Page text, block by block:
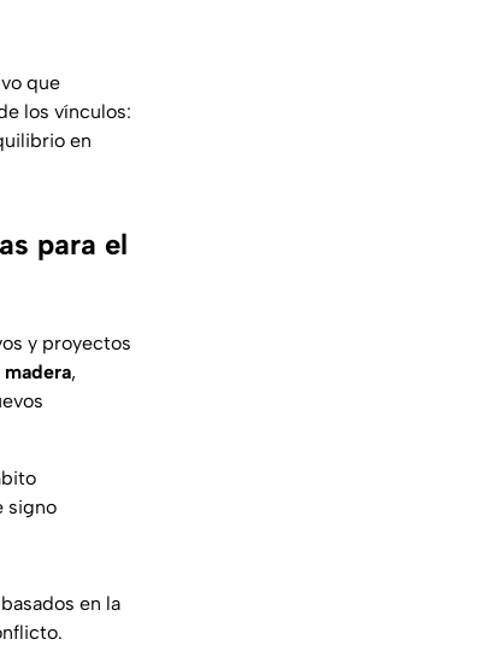
que
los vínculos:
en
para el
y proyectos
madera,
signo
en la